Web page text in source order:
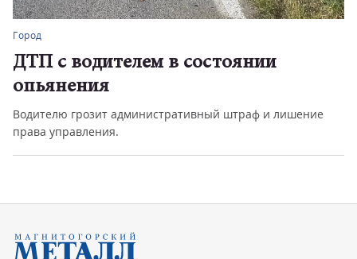
Город
ДТП с водителем в состоянии
опьянения
Водителю грозит административный штраф и лишение
права управления.